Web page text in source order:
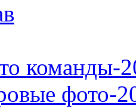
команды-
фото-